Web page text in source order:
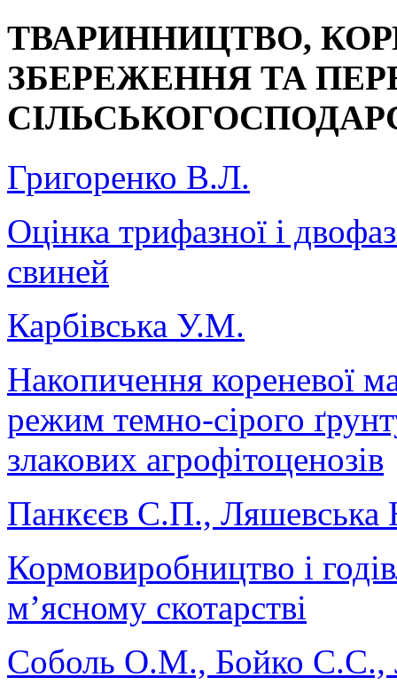
ТВАРИННИЦТВО,
ЗБЕРЕЖЕННЯ ТА
Григоренко В.Л.
Оцінка трифазної і
свиней
Карбівська У.М.
Накопичення кореневої
режим темно-сірого
злакових агрофітоценозів
Панкєєв С.П.,
Кормовиробництво і
м’ясному скотарстві
Соболь О.М., Бойко С.С.,